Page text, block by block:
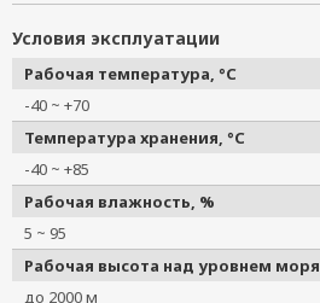
Условия эксплуатации
Рабочая температура, °C
-40 ~ +70
Температура хранения, °C
-40 ~ +85
Рабочая влажность, %
5 ~ 95
Рабочая высота над уровнем моря
до 2000 м